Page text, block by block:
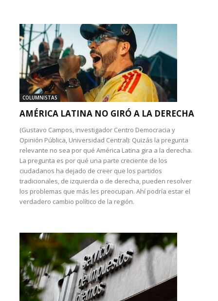
COLUMNISTAS
AMÉRICA LATINA NO GIRÓ A LA DERECHA
(Gustavo Campos, investigador Centro Democracia y
Opinión Pública, Universidad Central): Quizás la pregunta
relevante no sea por qué América Latina gira a la derecha.
La pregunta es por qué una parte creciente de los
ciudadanos ha dejado de creer que los partidos
tradicionales, de izquierda o de derecha, pueden resolver
los problemas que más les preocupan. Ahí podría estar el
verdadero cambio político de la región.